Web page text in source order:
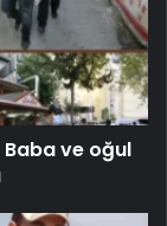
Baba ve oğul